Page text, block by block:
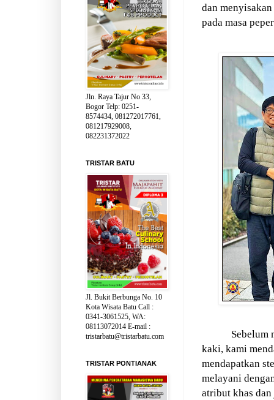
dan
pada masa
Sebelum
kaki, kami
mendapatkan
melayani
atribut khas
Jln. Raya Tajur No 33,
Bogor Telp: 0251-
8574434, 081272017761,
081217929008,
082231372022
TRISTAR BATU
Jl. Bukit Berbunga No. 10
Kota Wisata Batu Call :
0341-3061525, WA:
08113072014 E-mail :
tristarbatu@tristarbatu.com
TRISTAR PONTIANAK